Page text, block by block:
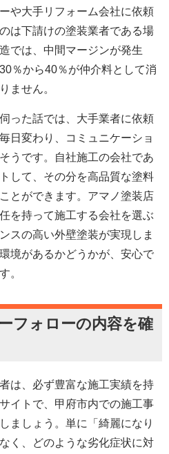
や大手リフォーム会社に依頼
は下請けの塗装業者である場
では、中間マージンが発生
％から40％が仲介料として消
ません。
った話では、大手業者に依頼
日変わり、コミュニケーショ
うです。自社施工の会社であ
して、その分を高品質な塗料
とができます。アマノ塗装店
を持って施工する会社を選ぶ
スの高い外壁塗装が実現しま
境があるかどうかが、安心で
。
フォローの内容を確
は、必ず豊富な施工実績を持
イトで、甲府市内での施工事
ましょう。単に「綺麗になり
く、どのような劣化症状に対